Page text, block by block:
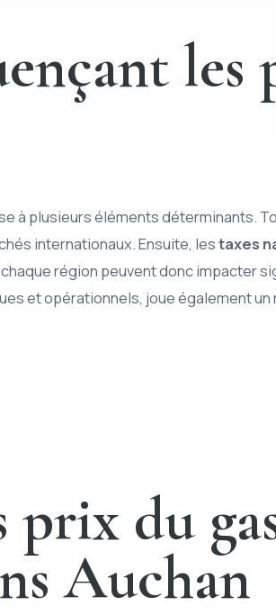
les
à plusieurs éléments déterminants.
internationaux. Ensuite, lestaxes
région peuvent donc impacter
et opérationnels, joue également
prix du
Auchan